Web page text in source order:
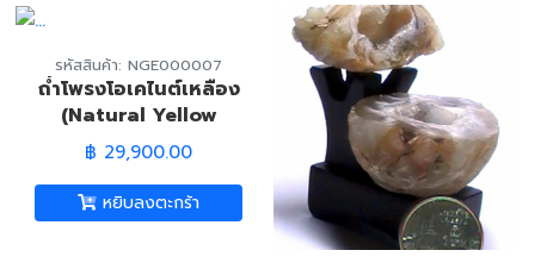
รหัสสินค้า: NGE000007
ถ่ำโพรงโอเคไนต์เหลือง
(Natural Yellow
Okenite)
฿ 29,900.00
หยิบลงตะกร้า